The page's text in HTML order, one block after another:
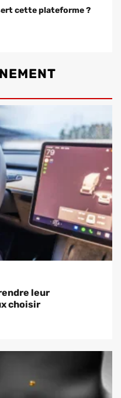
cette plateforme ?
leur
choisir